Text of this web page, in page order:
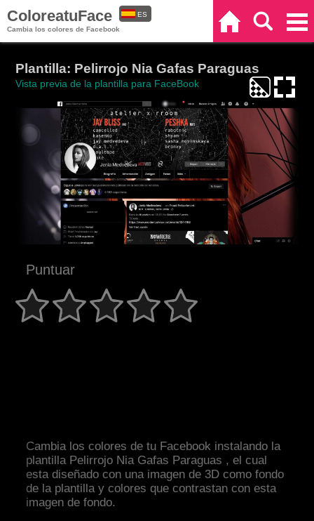
ColoreatuFace
Cambia los colores de Facebook
ES
Plantilla: Pelirrojo Nia Gafas Paraguas
Vista previa de la plantilla para FaceBook
Puntuar
Cambia los colores de tu Facebook instalando la
plantilla Pelirrojo Nia Gafas Paraguas , el cual
esta diseñado con una imagen de 3D como fondo
de la plantilla y colores que contrastan con esta
imagen de fondo.